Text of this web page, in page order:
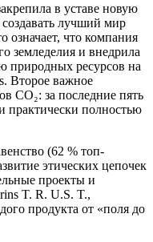
в уставе новую
лучший мир
означает, что компания
земледелия и внедрила
природных ресурсов на
Второе важное
CO₂: за последние пять
практически полностью
(62 % топ-
этических цепочек
проекты и
T. R. U.S. T.,
продукта от «поля до